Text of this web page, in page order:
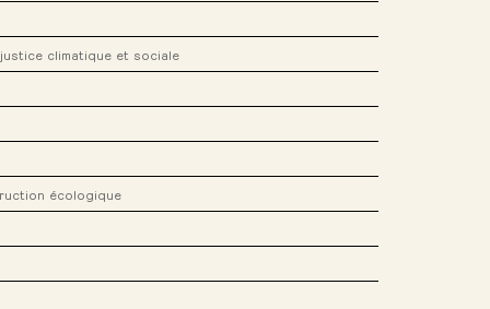
climatique et sociale
écologique